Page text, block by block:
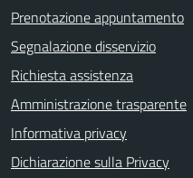
Prenotazione appuntamento
Segnalazione disservizio
Richiesta assistenza
Amministrazione trasparente
Informativa privacy
Dichiarazione sulla Privacy